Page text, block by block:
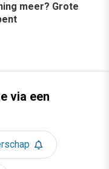
meer? Grote
via een